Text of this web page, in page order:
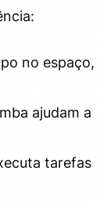
no espaço,
ajudam a
tarefas